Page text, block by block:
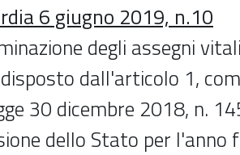
6 giugno 2019, n.10
degli assegni
dall'articolo 1,
30 dicembre 2018, n.
dello Stato per l'anno